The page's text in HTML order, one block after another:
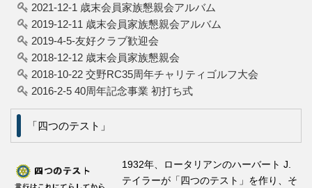
2021-12-1 歳末会員家族懇親会アルバム
2019-12-11 歳末会員家族懇親会アルバム
2019-4-5-友好クラブ歓迎会
2018-12-12 歳末会員家族懇親会
2018-10-22 交野RC35周年チャリティゴルフ大会
2016-2-5 40周年記念事業 初打ち式
「四つのテスト」
1932年、ロータリアンのハーバート J.
テイラーが「四つのテスト」を作り、そ